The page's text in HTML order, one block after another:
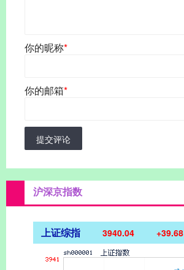
你的昵称*
你的邮箱*
提交评论
沪深京指数
上证综指 3940.04 +39.68